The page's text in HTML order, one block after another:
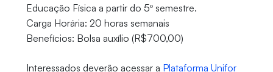
Educação Física a partir do 5º semestre.
Carga Horária: 20 horas semanais
Benefícios: Bolsa auxílio (R$700,00)
Interessados deverão acessar a Plataforma Unifor